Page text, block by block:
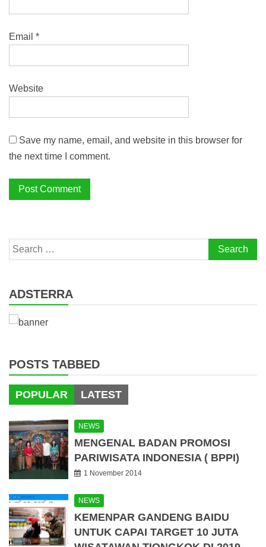
Email *
Website
Save my name, email, and website in this browser for
the next time I comment.
Search
for:
ADSTERRA
POSTS TABBED
POPULAR LATEST
NEWS
MENGENAL BADAN PROMOSI
PARIWISATA INDONESIA ( BPPI)
1 November 2014
NEWS
KEMENPAR GANDENG BAIDU
UNTUK CAPAI TARGET 10 JUTA